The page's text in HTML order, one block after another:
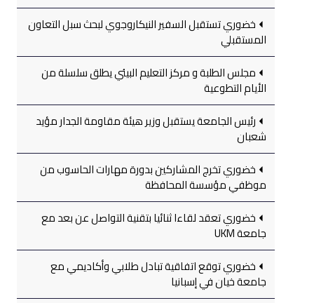
خضوري تستقبل السفير النيكاروجوي لبحث سبل التعاون
المستقبلي
مجلس الطلبة و مركز التعليم البيئي يطلق سلسلة من
الأيام التطوعية
رئيس الجامعة يستقبل وزير هيئة مقاومة الجدار مؤيد
شعبان
خضوري تخرج المشاركين بدورة مهارات الحاسوب من
موظفي مؤسسة المحافظة
خضوري تعقد لقاءا ثنائيا بتقنية التواصل عن بعد مع
جامعة UKM
خضوري توقع اتفاقية تبادل طلابي وأكاديمي مع
جامعة خيان في إسبانيا